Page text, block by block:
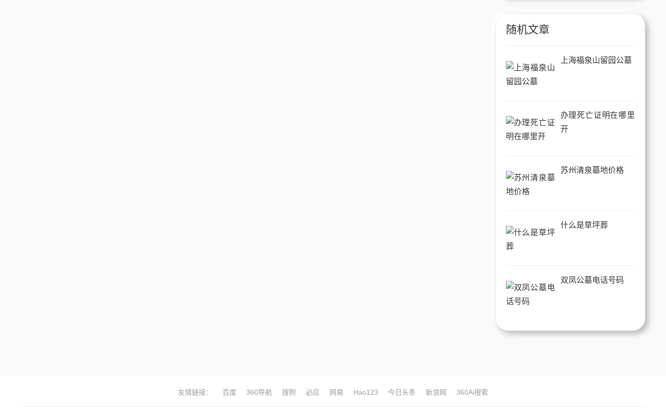
随机文章
上海福泉山留园公墓
办理死亡证明在哪里
开
苏州清泉墓地价格
什么是草坪葬
双凤公墓电话号码
友情链接： 百度 360导航 搜狗 必应 网易 Hao123 今日头条 新浪网 360Ai搜索